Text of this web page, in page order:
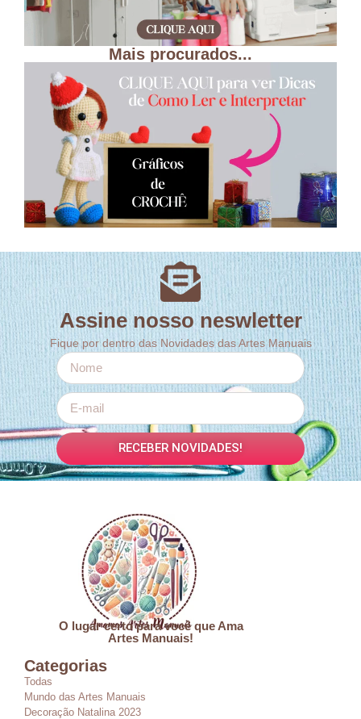
Mais procurados...
Assine nosso neswletter
Fique por dentro das Novidades das Artes Manuais
RECEBER NOVIDADES!
O lugar certo para você que Ama
Artes Manuais!
Categorias
Todas
Mundo das Artes Manuais
Decoração Natalina 2023